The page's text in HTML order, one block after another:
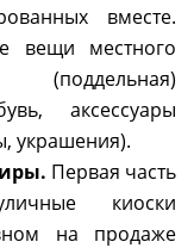
вместе.
вещи местного
(поддельная)
аксессуары
украшения).
Первая часть
киоски
на продаже